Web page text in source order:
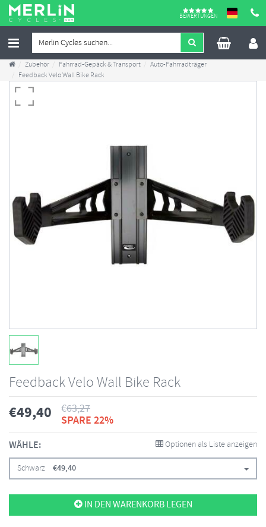
BEWERTUNGEN
Zubehör Fahrrad-Gepäck & Transport
Auto-Fahrradträger
Feedback Velo Wall Bike Rack
Feedback Velo Wall Bike Rack
€49,40 €63,27
SPARE 22%
WÄHLE: Optionen als Liste anzeigen
Schwarz €49,40
IN DEN WARENKORB LEGEN